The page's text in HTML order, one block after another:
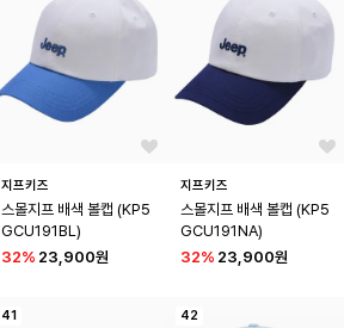
지프키즈
스몰지프 배색 볼캡 (KP5
GCU191BL)
32% 23,900원
지프키즈
스몰지프 배색 볼캡 (KP5
GCU191NA)
32% 23,900원
41 42